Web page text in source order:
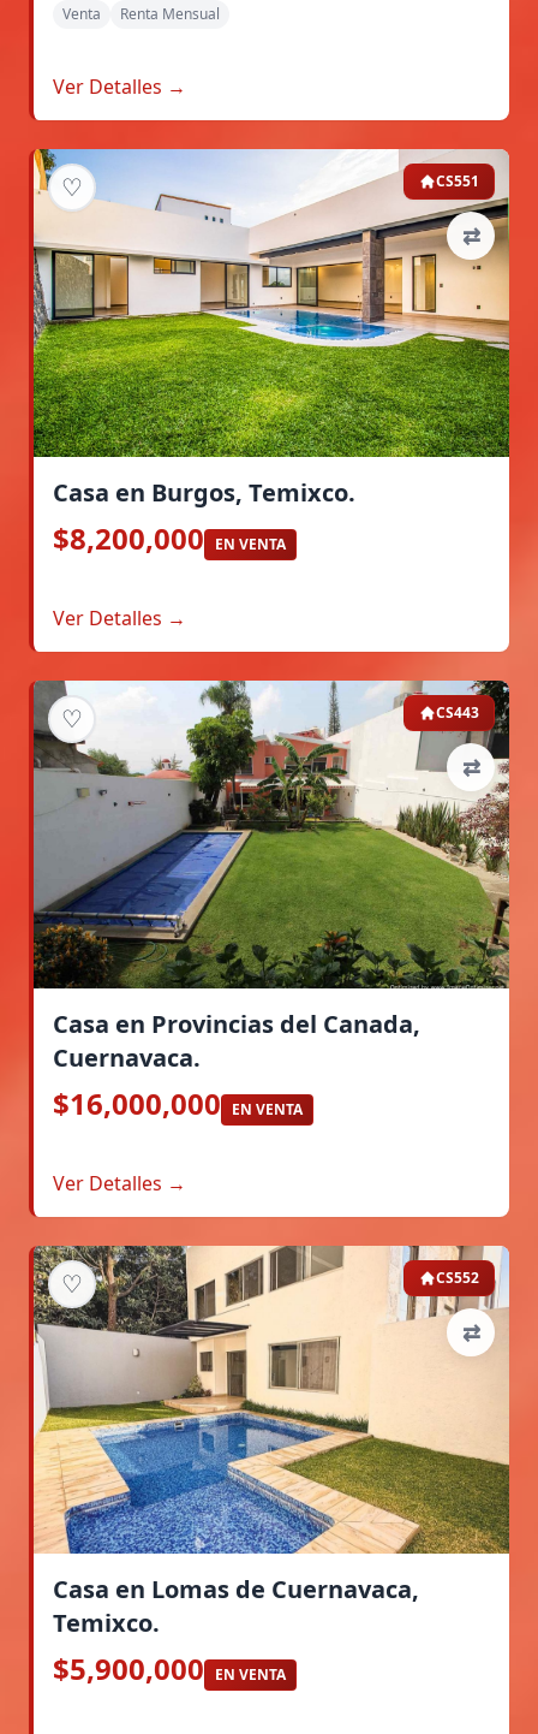
Venta Renta Mensual
Ver Detalles →
♡
⇄
CS551
Casa en Burgos, Temixco.
$8,200,000 EN VENTA
Ver Detalles →
♡
⇄
CS443
Casa en Provincias del Canada,
Cuernavaca.
$16,000,000 EN VENTA
Ver Detalles →
♡
⇄
CS552
Casa en Lomas de Cuernavaca,
Temixco.
$5,900,000 EN VENTA